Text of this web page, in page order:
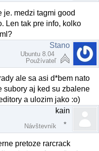
je. medzi tagmi good
Len tak pre info, kolko
Stano
Ubuntu 8.04
Používateľ
ale sa asi d*bem nato
subory aj ked su zbalene
a ulozim jako :o)
kain
Návštevník
pretoze rarcrack